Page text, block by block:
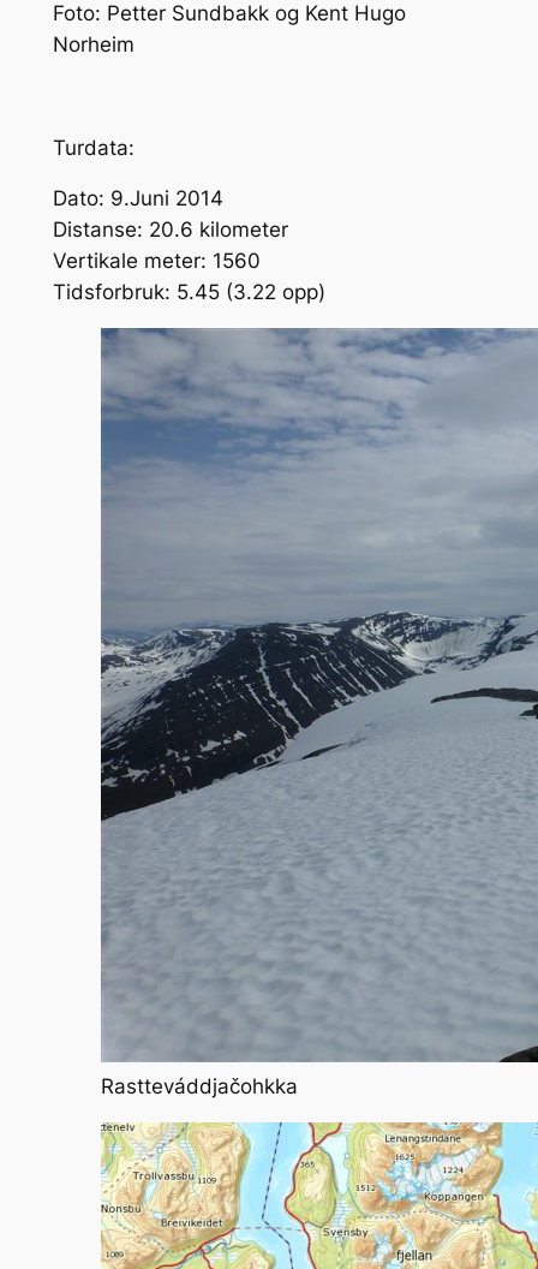
Foto: Petter Sundbakk og Kent Hugo
Norheim
Turdata:
Dato: 9.Juni 2014
Distanse: 20.6 kilometer
Vertikale meter: 1560
Tidsforbruk: 5.45 (3.22 opp)
Rastteváddjačohkka